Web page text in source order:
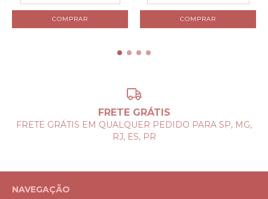
COMPRAR COMPRAR
FRETE GRÁTIS
FRETE GRÁTIS EM QUALQUER PEDIDO PARA SP, MG,
RJ, ES, PR
NAVEGAÇÃO